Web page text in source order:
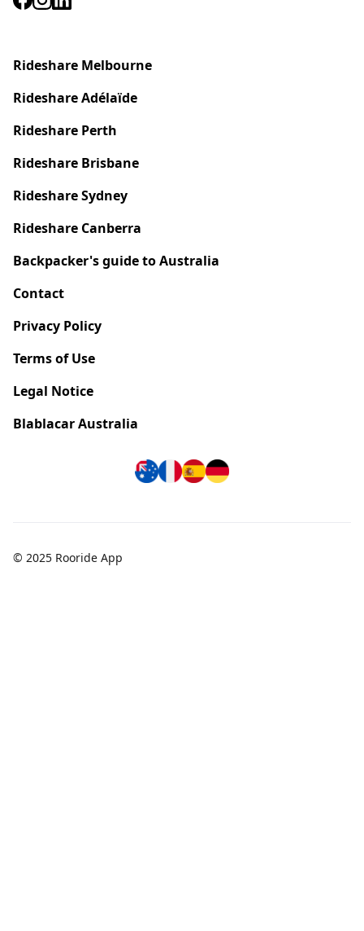
Rideshare Melbourne
RideshareAdélaïde
Rideshare Perth
Rideshare Brisbane
Rideshare Sydney
Rideshare Canberra
Backpacker's guide to Australia
Contact
Privacy Policy
Terms of Use
Legal Notice
Blablacar Australia
© 2025 Rooride App